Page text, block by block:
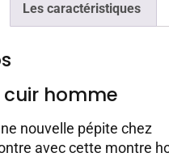
Les caractéristiques
homme
nouvelle pépite chez
avec cette montre